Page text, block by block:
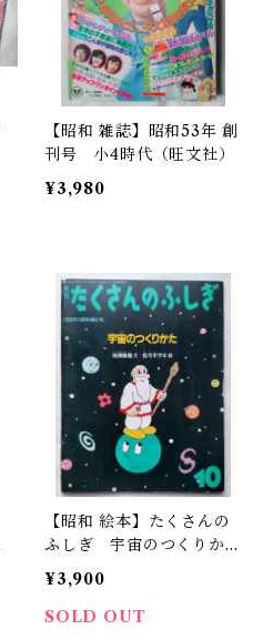
【昭和 雑誌】昭和53年 創
刊号 小4時代（旺文社）
¥3,980
【昭和 絵本】たくさんの
ふしぎ 宇宙のつくりか
た 佐々木マキ（絵）
¥3,900
SOLD OUT